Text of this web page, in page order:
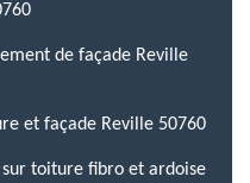
de façade Reville
et façade Reville 50760
toiture fibro et ardoise